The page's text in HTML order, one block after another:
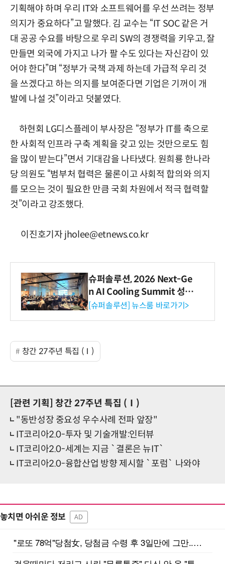
기획해야 하며 우리 IT와 소프트웨어를 우선 쓰려는 정부
의지가 중요하다”고 말했다. 김 교수는 “IT SOC 같은 거
대 공공 수요를 바탕으로 우리 SW의 경쟁력을 키우고, 잘
만들면 외국에 가지고 나가 팔 수도 있다는 자신감이 있
어야 한다”며 “정부가 국책 과제 하는데 가급적 우리 것
을 쓰겠다고 하는 의지를 보여준다면 기업은 기꺼이 개
발에 나설 것”이라고 덧붙였다.
하현회 LG디스플레이 부사장은 “정부가 IT를 축으로
한 사회적 인프라 구축 계획을 갖고 있는 것만으로도 힘
을 많이 받는다”면서 기대감을 나타냈다. 원희룡 한나라
당 의원도 “범부처 협력은 물론이고 사회적 합의와 의지
를 모으는 것이 필요한 만큼 국회 차원에서 적극 협력할
것”이라고 강조했다.
이진호기자 jholee@etnews.co.kr
슈퍼솔루션, 2026 Next-Ge
n AI Cooling Summit 성황
리 성료
[슈퍼솔루션] 뉴스룸 바로가기>
창간 27주년 특집 (Ⅰ)
[관련 기획] 창간 27주년 특집 (Ⅰ)
"동반성장 중요성 우수사례 전파 앞장"
IT코리아2.0-투자 및 기술개발:인터뷰
IT코리아2.0-세계는 지금 `결론은 뉴IT`
IT코리아2.0-융합산업 방향 제시할 `포럼` 나와야
놓치면 아쉬운 정보 AD